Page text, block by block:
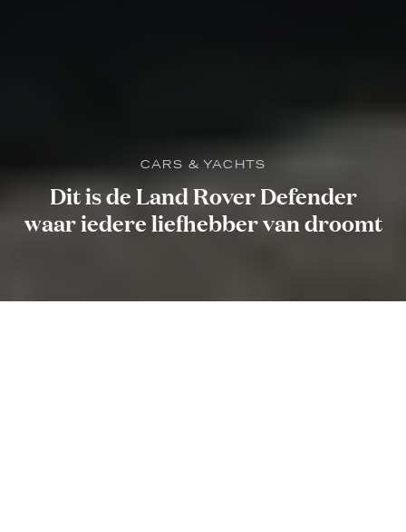
CARS & YACHTS
Dit is de Land Rover Defender
waar iedere liefhebber van droomt